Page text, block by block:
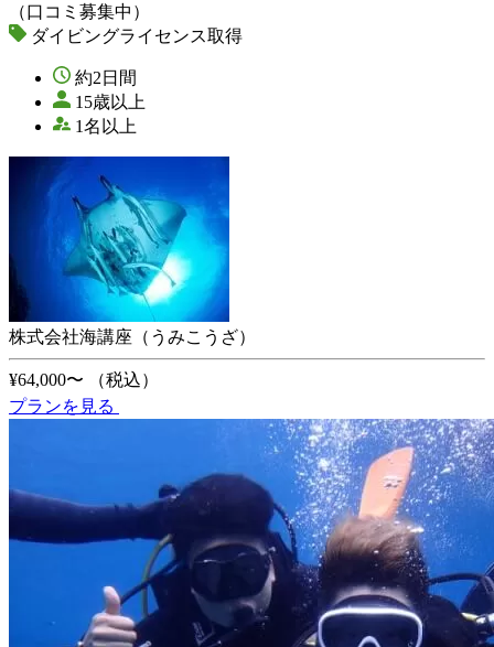
（口コミ募集中）
ダイビングライセンス取得
約2日間
15歳以上
1名以上
株式会社海講座（うみこうざ）
¥64,000〜
（税込）
プランを見る